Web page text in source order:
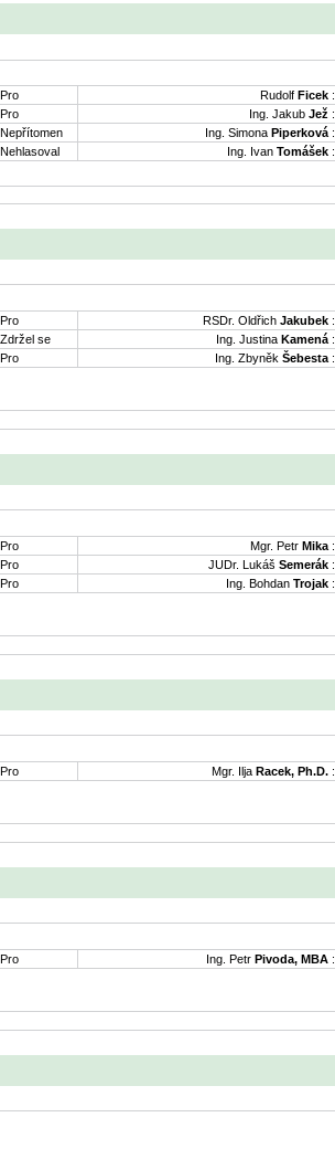
Pro Rudolf Ficek :
Pro Ing. Jakub Jež :
Nepřítomen Ing. Simona Piperková:
Nehlasoval Ing. Ivan Tomášek :
Pro RSDr. Oldřich Jakubek :
Zdržel se Ing. Justina Kamená :
Pro Ing. Zbyněk Šebesta :
Pro Mgr. Petr Mika :
Pro JUDr. Lukáš Semerák :
Pro Ing. Bohdan Trojak :
Pro Mgr. Ilja Racek, Ph.D. :
Pro Ing. Petr Pivoda, MBA :